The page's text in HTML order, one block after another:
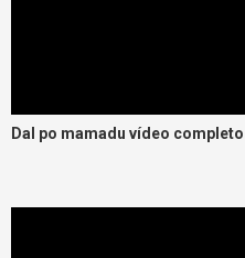
Dal po mamadu vídeo completo